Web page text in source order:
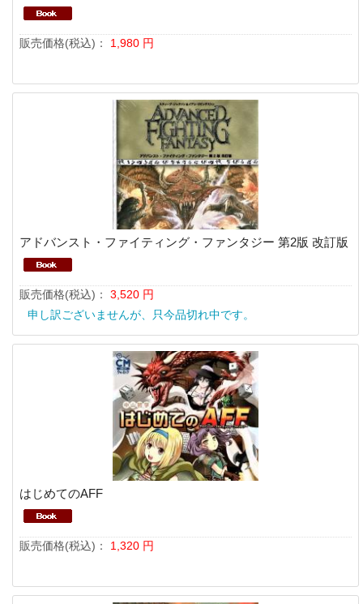
販売価格(税込)： 1,980 円
アドバンスト・ファイティング・ファンタジー 第2版 改訂版
販売価格(税込)： 3,520 円
申し訳ございませんが、只今品切れ中です。
はじめてのAFF
販売価格(税込)： 1,320 円